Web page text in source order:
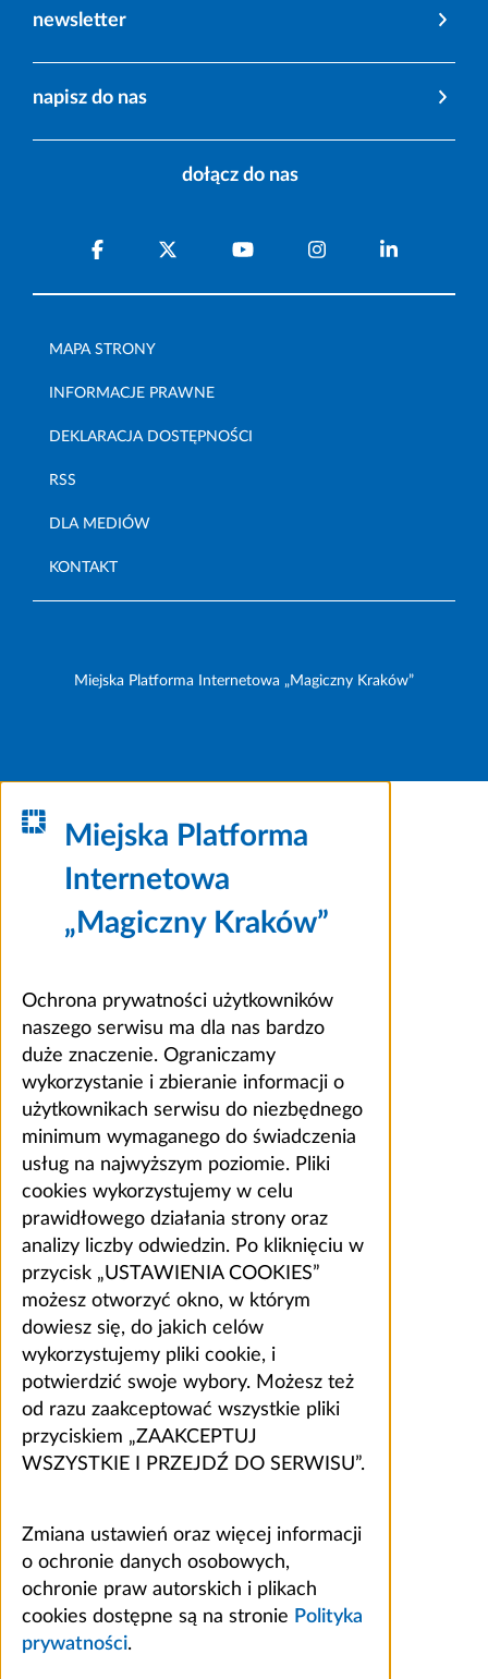
newsletter
napisz do nas
dołącz do nas
MAPA STRONY
INFORMACJE PRAWNE
DEKLARACJA DOSTĘPNOŚCI
RSS
DLA MEDIÓW
KONTAKT
Miejska Platforma Internetowa „Magiczny Kraków”
Miejska Platforma
Internetowa
„Magiczny Kraków”
Ochrona prywatności użytkowników
naszego serwisu ma dla nas bardzo
duże znaczenie. Ograniczamy
wykorzystanie i zbieranie informacji o
użytkownikach serwisu do niezbędnego
minimum wymaganego do świadczenia
usług na najwyższym poziomie. Pliki
cookies wykorzystujemy w celu
prawidłowego działania strony oraz
analizy liczby odwiedzin. Po kliknięciu w
przycisk „USTAWIENIA COOKIES”
możesz otworzyć okno, w którym
dowiesz się, do jakich celów
wykorzystujemy pliki cookie, i
potwierdzić swoje wybory. Możesz też
od razu zaakceptować wszystkie pliki
przyciskiem „ZAAKCEPTUJ
WSZYSTKIE I PRZEJDŹ DO SERWISU”.
Zmiana ustawień oraz więcej informacji
o ochronie danych osobowych,
ochronie praw autorskich i plikach
cookies dostępne są na stronie Polityka
prywatności.